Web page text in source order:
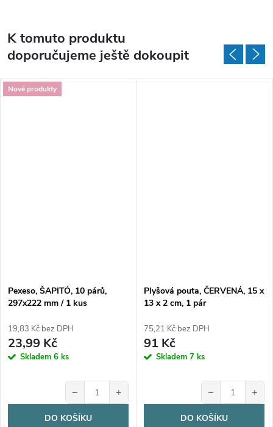
K tomuto produktu
doporučujeme ještě dokoupit
Nové produkty
Pexeso, ŠAPITÓ, 10 párů,
297x222 mm / 1 kus
19,83 Kč bez DPH
23,99 Kč
Skladem 6 ks
− +
DO KOŠÍKU
Plyšová pouta, ČERVENÁ, 15 x
13 x 2 cm, 1 pár
75,21 Kč bez DPH
91 Kč
Skladem 7 ks
− +
DO KOŠÍKU